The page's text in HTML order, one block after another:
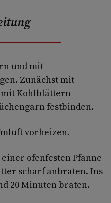
und mit
Zunächst mit
mit Kohlblättern
festbinden.
vorheizen.
ofenfesten Pfanne
scharf anbraten. Ins
20 Minuten braten.